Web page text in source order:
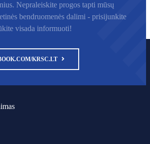
Nepraleiskite progos tapti mūsų
bendruomenės dalimi - prisijunkite
visada informuoti!
KRSC.LT